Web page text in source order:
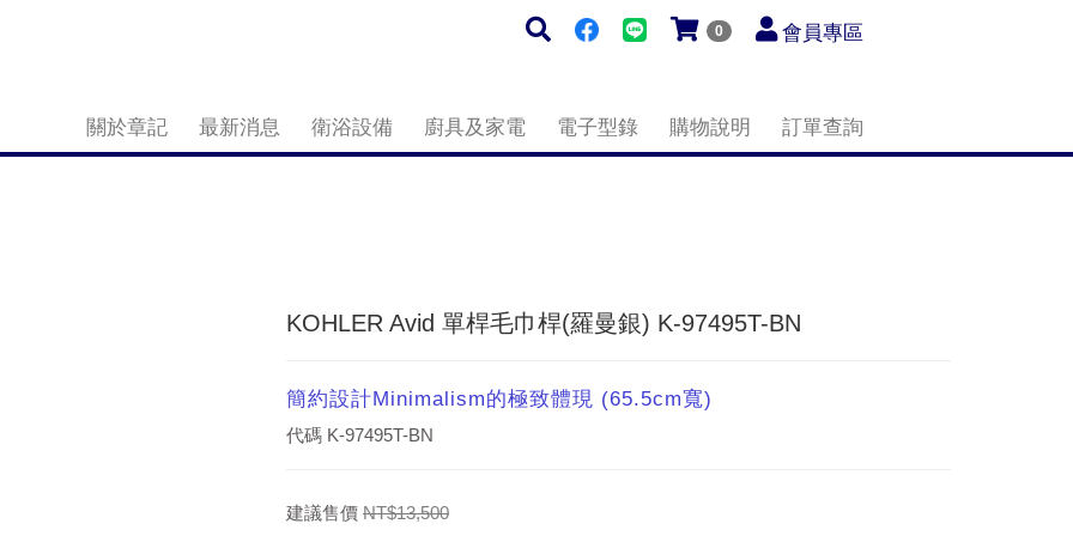
0 會員專區
關於章記 最新消息 衛浴設備 廚具及家電 電子型錄 購物說明 訂單查詢
KOHLER Avid 單桿毛巾桿(羅曼銀) K-97495T-BN
簡約設計Minimalism的極致體現 (65.5cm寬)
代碼 K-97495T-BN
建議售價 NT$13,500